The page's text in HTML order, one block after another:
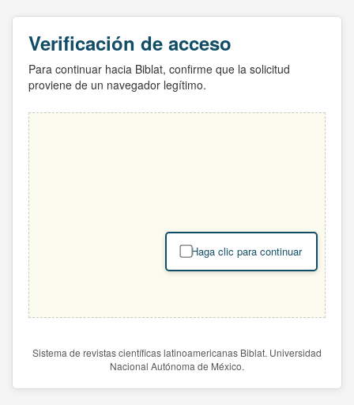
Verificación de acceso
Para continuar hacia Biblat, confirme que la solicitud
proviene de un navegador legítimo.
Haga clic para continuar
Sistema de revistas científicas latinoamericanas Biblat. Universidad
Nacional Autónoma de México.